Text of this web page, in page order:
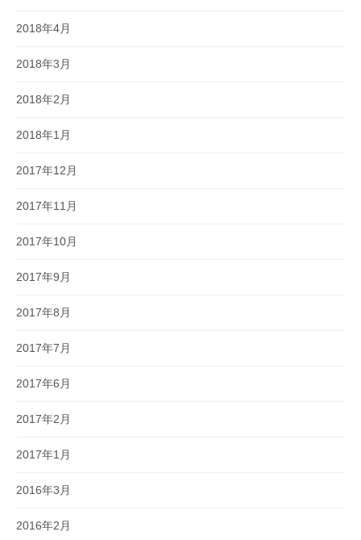
2018年4月
2018年3月
2018年2月
2018年1月
2017年12月
2017年11月
2017年10月
2017年9月
2017年8月
2017年7月
2017年6月
2017年2月
2017年1月
2016年3月
2016年2月